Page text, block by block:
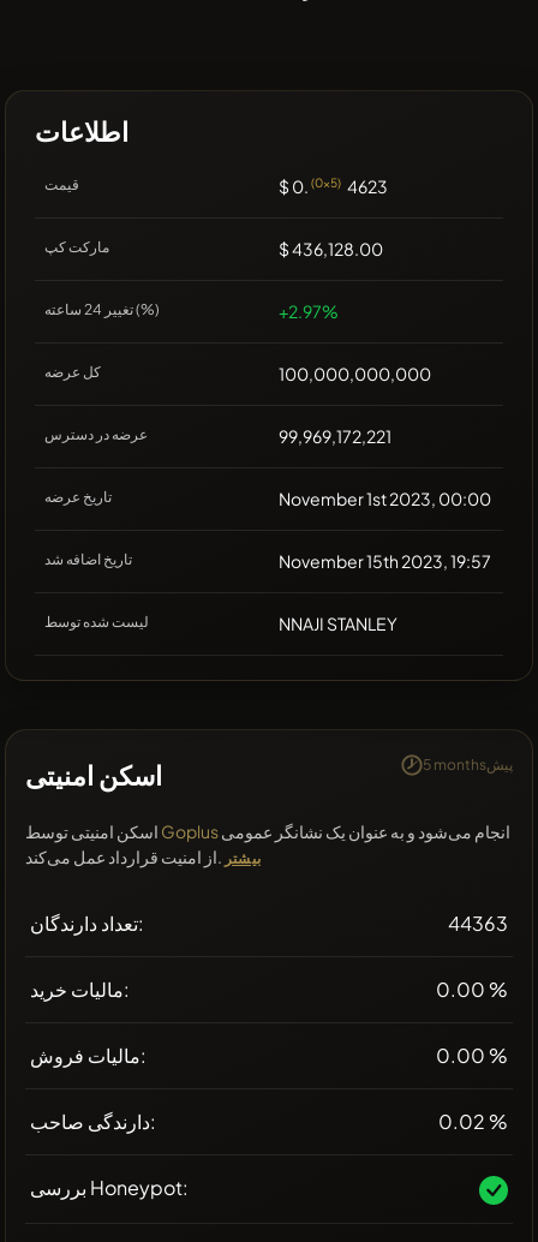
اطلاعات
قیمت $ 0. (0x5) 4623
مارکت کپ $ 436,128.00
تغییر 24 ساعته (%) +2.97%
کل عرضه 100,000,000,000
عرضه در دسترس 99,969,172,221
تاریخ عرضه November 1st 2023, 00:00
تاریخ اضافه شد November 15th 2023, 19:57
لیست شده توسط NNAJI STANLEY
اسکن امنیتی 5 monthsپیش
Goplus
از امنیت قرارداد عمل می‌کند. بیشتر
تعداد دارندگان: 44363
مالیات خرید: 0.00 %
مالیات فروش: 0.00 %
دارندگی صاحب: 0.02 %
بررسی Honeypot: